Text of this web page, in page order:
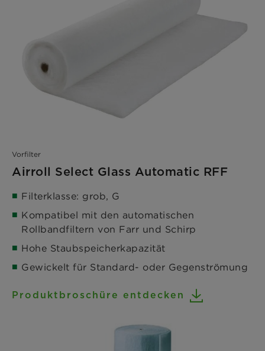
Vorfilter
Airroll Select Glass Automatic RFF
Filterklasse: grob, G
Kompatibel mit den automatischen
Rollbandfiltern von Farr und Schirp
Hohe Staubspeicherkapazität
Gewickelt für Standard- oder Gegenströmung
Produktbroschüre entdecken